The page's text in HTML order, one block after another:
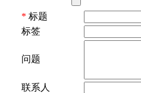
* 标题
标签
问题
联系人